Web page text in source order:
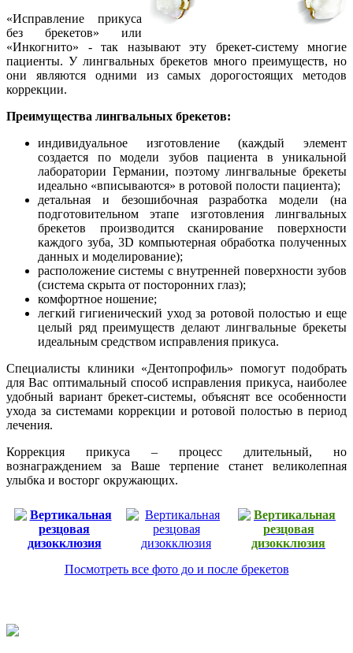
«Исправление прикуса
без брекетов» или
«Инкогнито» - так называют эту брекет-систему многие
пациенты. У лингвальных брекетов много преимуществ, но
они являются одними из самых дорогостоящих методов
коррекции.
Преимущества лингвальных брекетов:
индивидуальное изготовление (каждый элемент
создается по модели зубов пациента в уникальной
лаборатории Германии, поэтому лингвальные брекеты
идеально «вписываются» в ротовой полости пациента);
детальная и безошибочная разработка модели (на
подготовительном этапе изготовления лингвальных
брекетов производится сканирование поверхности
каждого зуба, 3D компьютерная обработка полученных
данных и моделирование);
расположение системы с внутренней поверхности зубов
(система скрыта от посторонних глаз);
комфортное ношение;
легкий гигиенический уход за ротовой полостью и еще
целый ряд преимуществ делают лингвальные брекеты
идеальным средством исправления прикуса.
Специалисты клиники «Дентопрофиль» помогут подобрать
для Вас оптимальный способ исправления прикуса, наиболее
удобный вариант брекет-системы, объяснят все особенности
ухода за системами коррекции и ротовой полостью в период
лечения.
Коррекция прикуса – процесс длительный, но
вознаграждением за Ваше терпение станет великолепная
улыбка и восторг окружающих.
Посмотреть все фото до и после брекетов